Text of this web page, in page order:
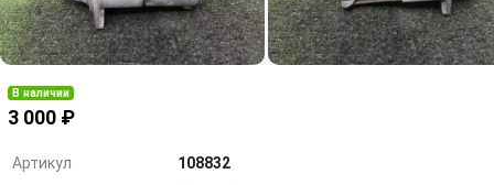
В наличии
3 000 ₽
Артикул
108832